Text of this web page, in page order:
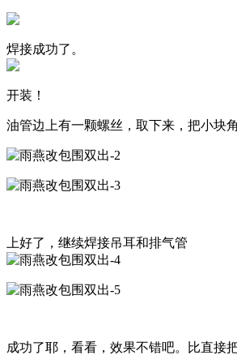
焊接成功了。
开装！
油管边上有一颗螺丝，取下来，把小块
上好了，继续焊接吊耳和排气管
成功了耶，看看，效果不错吧。比直接